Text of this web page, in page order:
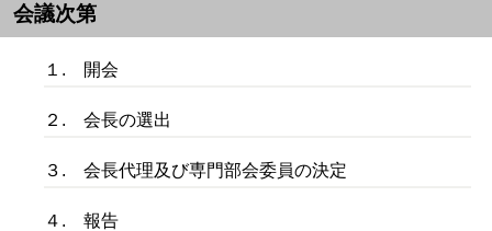
会議次第
１. 開会
２. 会長の選出
３. 会長代理及び専門部会委員の決定
４. 報告